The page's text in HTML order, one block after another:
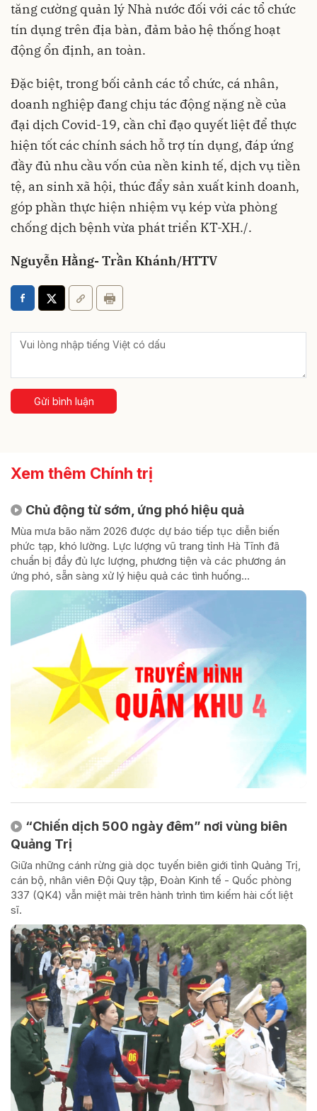
tăng cường quản lý Nhà nước đối với các tổ chức
tín dụng trên địa bàn, đảm bảo hệ thống hoạt
động ổn định, an toàn.
Đặc biệt, trong bối cảnh các tổ chức, cá nhân,
doanh nghiệp đang chịu tác động nặng nề của
đại dịch Covid-19, cần chỉ đạo quyết liệt để thực
hiện tốt các chính sách hỗ trợ tín dụng, đáp ứng
đầy đủ nhu cầu vốn của nền kinh tế, dịch vụ tiền
tệ, an sinh xã hội, thúc đẩy sản xuất kinh doanh,
góp phần thực hiện nhiệm vụ kép vừa phòng
chống dịch bệnh vừa phát triển KT-XH./.
Nguyễn Hằng- Trần Khánh/HTTV
Gửi bình luận
Xem thêm Chính trị
Chủ động từ sớm, ứng phó hiệu quả
Mùa mưa bão năm 2026 được dự báo tiếp tục diễn biến
phức tạp, khó lường. Lực lượng vũ trang tỉnh Hà Tĩnh đã
chuẩn bị đầy đủ lực lượng, phương tiện và các phương án
ứng phó, sẵn sàng xử lý hiệu quả các tình huống...
“Chiến dịch 500 ngày đêm” nơi vùng biên
Quảng Trị
Giữa những cánh rừng già dọc tuyến biên giới tỉnh Quảng Trị,
cán bộ, nhân viên Đội Quy tập, Đoàn Kinh tế - Quốc phòng
337 (QK4) vẫn miệt mài trên hành trình tìm kiếm hài cốt liệt
sĩ.